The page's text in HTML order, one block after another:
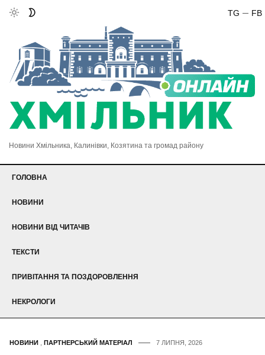
FB
TG
Новини Хмільника, Калинівки, Козятина та громад району
ГОЛОВНА
НОВИНИ
НОВИНИ ВІД ЧИТАЧІВ
ТЕКСТИ
ПРИВІТАННЯ ТА ПОЗДОРОВЛЕННЯ
НЕКРОЛОГИ
НОВИНИ ПАРТНЕРСЬКИЙ МАТЕРІАЛ 7 ЛИПНЯ, 2026